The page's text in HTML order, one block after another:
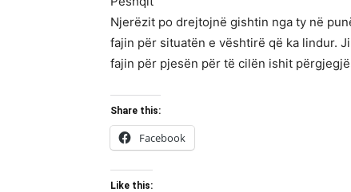
Njerëzit po drejtojnë gishtin nga ty në
fajin për situatën e vështirë që ka lindur.
fajin për pjesën për të cilën ishit
Share this:
Facebook
Like this: